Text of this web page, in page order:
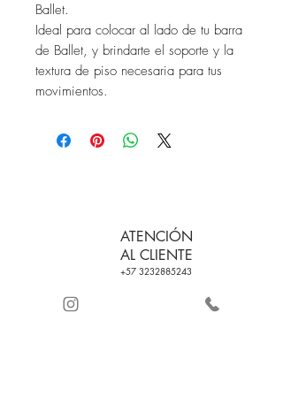
Ballet.
Ideal para colocar al lado de tu barra
de Ballet, y brindarte el soporte y la
textura de piso necesaria para tus
movimientos.
ATENCIÓN
AL CLIENTE
+57 3232885243